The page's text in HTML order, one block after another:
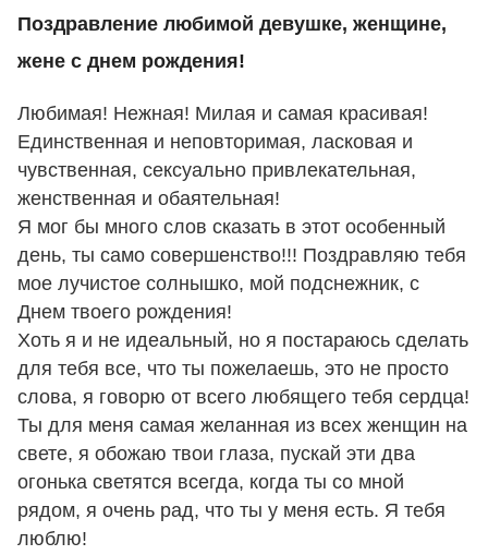
Поздравление любимой девушке, женщине,
жене с днем рождения!
Любимая! Нежная! Милая и самая красивая!
Единственная и неповторимая, ласковая и
чувственная, сексуально привлекательная,
женственная и обаятельная!
Я мог бы много слов сказать в этот особенный
день, ты само совершенство!!! Поздравляю тебя
мое лучистое солнышко, мой подснежник, с
Днем твоего рождения!
Хоть я и не идеальный, но я постараюсь сделать
для тебя все, что ты пожелаешь, это не просто
слова, я говорю от всего любящего тебя сердца!
Ты для меня самая желанная из всех женщин на
свете, я обожаю твои глаза, пускай эти два
огонька светятся всегда, когда ты со мной
рядом, я очень рад, что ты у меня есть. Я тебя
люблю!